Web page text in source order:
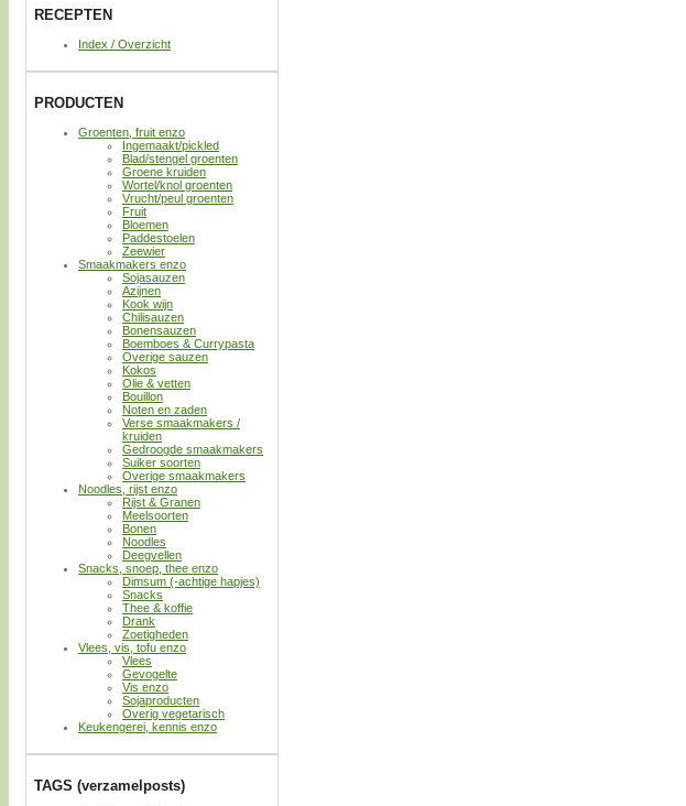
RECEPTEN
Index / Overzicht
PRODUCTEN
Groenten, fruit enzo
Ingemaakt/pickled
Blad/stengel groenten
Groene kruiden
Wortel/knol groenten
Vrucht/peul groenten
Fruit
Bloemen
Paddestoelen
Zeewier
Smaakmakers enzo
Sojasauzen
Azijnen
Kook wijn
Chilisauzen
Bonensauzen
Boemboes & Currypasta
Overige sauzen
Kokos
Olie & vetten
Bouillon
Noten en zaden
Verse smaakmakers /
kruiden
Gedroogde smaakmakers
Suiker soorten
Overige smaakmakers
Noodles, rijst enzo
Rijst & Granen
Meelsoorten
Bonen
Noodles
Deegvellen
Snacks, snoep, thee enzo
Dimsum (-achtige hapjes)
Snacks
Thee & koffie
Drank
Zoetigheden
Vlees, vis, tofu enzo
Vlees
Gevogelte
Vis enzo
Sojaproducten
Overig vegetarisch
Keukengerei, kennis enzo
TAGS (verzamelposts)